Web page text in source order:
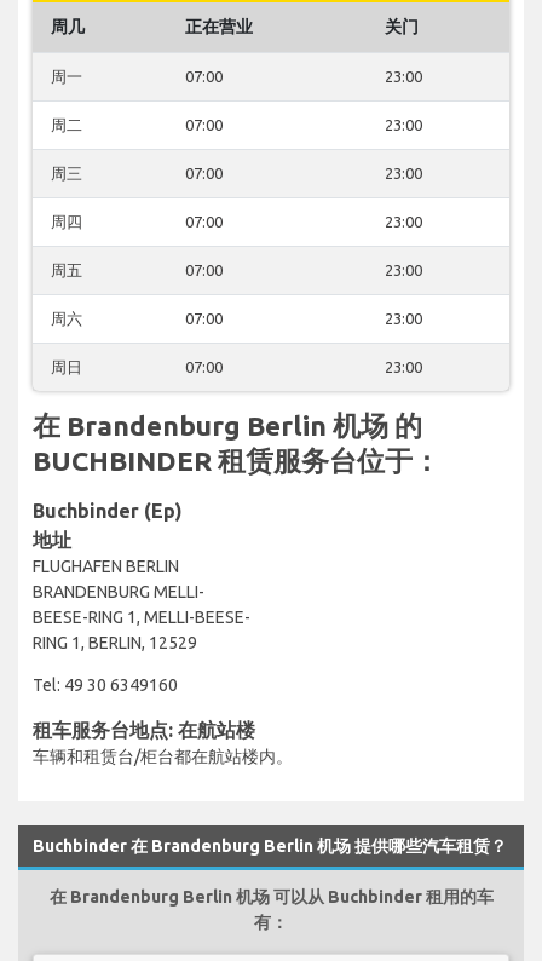
周几 正在营业 关门
周一 07:00 23:00
周二 07:00 23:00
周三 07:00 23:00
周四 07:00 23:00
周五 07:00 23:00
周六 07:00 23:00
周日 07:00 23:00
在 Brandenburg Berlin 机场 的
BUCHBINDER 租赁服务台位于：
Buchbinder (Ep)
地址
FLUGHAFEN BERLIN
BRANDENBURG MELLI-
BEESE-RING 1, MELLI-BEESE-
RING 1, BERLIN, 12529
Tel: 49 30 6349160
租车服务台地点: 在航站楼
车辆和租赁台/柜台都在航站楼内。
Buchbinder 在 Brandenburg Berlin 机场 提供哪些汽车租赁？
在 Brandenburg Berlin 机场 可以从 Buchbinder 租用的车
有：